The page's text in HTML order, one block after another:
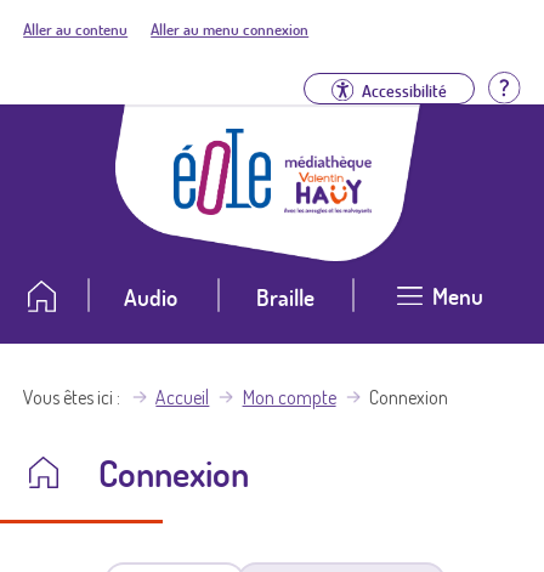
Aller au contenu Aller au menu connexion
Accessibilité
Audio Braille Menu
Vous êtes ici Accueil Mon compte Connexion
Connexion